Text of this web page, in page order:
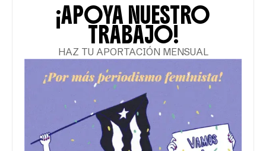
¡APOYA NUESTRO
TRABAJO!
HAZ TU APORTACIÓN MENSUAL